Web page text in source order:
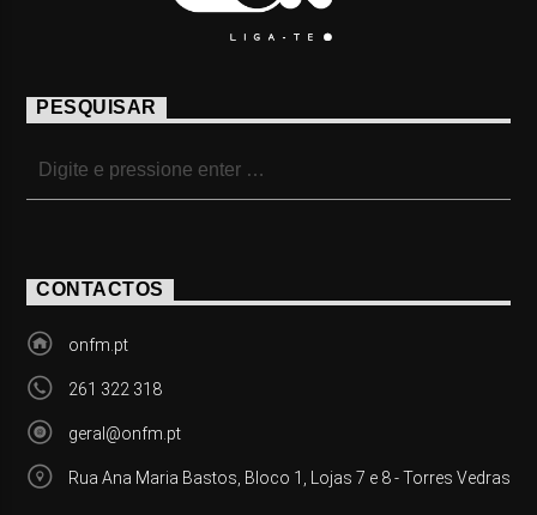
PESQUISAR
CONTACTOS
onfm.pt
261 322 318
geral@onfm.pt
Rua Ana Maria Bastos, Bloco 1, Lojas 7 e 8 - Torres Vedras